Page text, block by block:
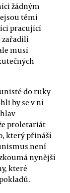
žádným
těmi
pracující
zařadili
musí
do ruky
by se v ní
proletariát
který přináší
není
nynější
které